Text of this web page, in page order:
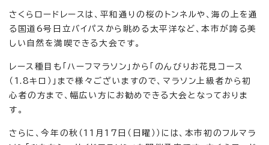
さくらロードレースは、平和通りの桜のトンネルや、海の上を通
る国道6号日立バイパスから眺める太平洋など、本市が誇る美
しい自然を満喫できる大会です。
レース種目も「ハーフマラソン」から「のんびりお花見コース
（1.8キロ）」まで様々ございますので、マラソン上級者から初
心者の方まで、幅広い方にお勧めできる大会となっておりま
す。
さらに、今年の秋（11月17日（日曜））には、本市初のフルマラ